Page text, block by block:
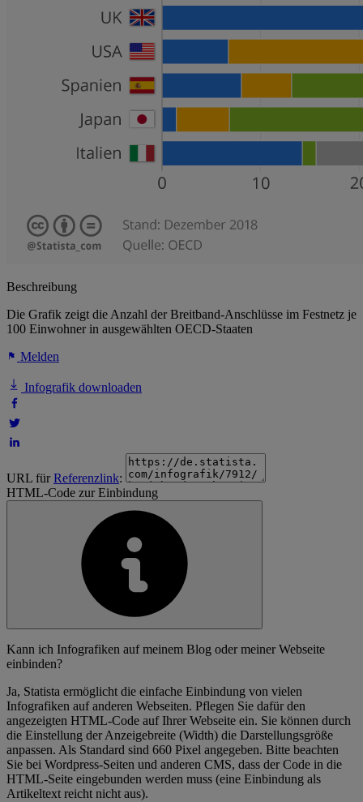
Beschreibung
Die Grafik zeigt die Anzahl der Breitband-Anschlüsse im Festnetz je
100 Einwohner in ausgewählten OECD-Staaten
Melden
Infografik downloaden
URL fürReferenzlink:
HTML-Code zur Einbindung
Kann ich Infografiken auf meinem Blog oder meiner Webseite
einbinden?
Ja, Statista ermöglicht die einfache Einbindung von vielen
Infografiken auf anderen Webseiten. Pflegen Sie dafür den
angezeigten HTML-Code auf Ihrer Webseite ein. Sie können durch
die Einstellung der Anzeigebreite (Width) die Darstellungsgröße
anpassen. Als Standard sind 660 Pixel angegeben. Bitte beachten
Sie bei Wordpress-Seiten und anderen CMS, dass der Code in die
HTML-Seite eingebunden werden muss (eine Einbindung als
Artikeltext reicht nicht aus).